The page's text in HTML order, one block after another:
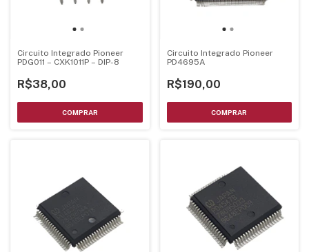
Circuito Integrado Pioneer
PDG011 – CXK1011P – DIP-8
R$38,00
Circuito Integrado Pioneer
PD4695A
R$190,00